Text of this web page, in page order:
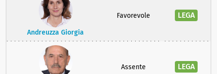
Andreuzza Giorgia
Favorevole LEGA
Assente LEGA